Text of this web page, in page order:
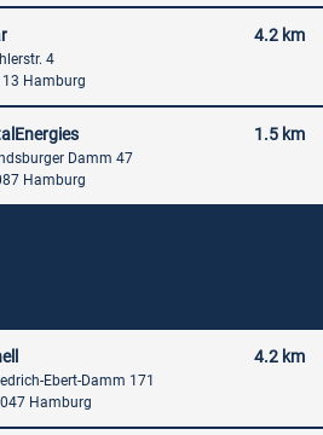
4.2 km
4
Hamburg
1.5 km
Damm 47
Hamburg
4.2 km
Ebert-Damm 171
Hamburg